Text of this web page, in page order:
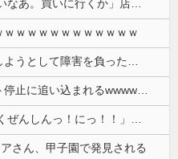
【画像】 ワイ「アルファードいいなあ。買いに行くか」店員「ほいっ見積もりな！」ワイ「金額おかしくね？」←お前らもそう思うよな？？？？？
ｗｗｗｗｗｗｗｗｗｗｗｗ
【動画】仲間に花火を水平撃ちしようとして障害を負ったかもしれない事故。
【悲報】サイゼ絵師、アカウント停止に追い込まれるwwwwwww
【画像】「アズールレーン びそくぜんしんっ！にっ！！」、マジのガチでシコらせにくるｗｗｗｗｗ
さん、甲子園で発見される